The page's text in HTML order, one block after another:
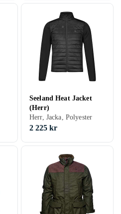
Seeland Heat Jacket
(Herr)
Herr, Jacka, Polyester
2 225 kr